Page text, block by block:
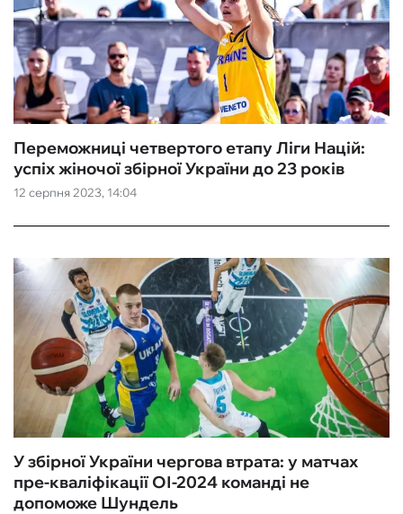
12 серпня 2023, 14:04
Переможниці четвертого етапу Ліги Націй:
успіх жіночої збірної України до 23 років
У збірної України чергова втрата: у матчах
пре-кваліфікації ОІ-2024 команді не
допоможе Шундель